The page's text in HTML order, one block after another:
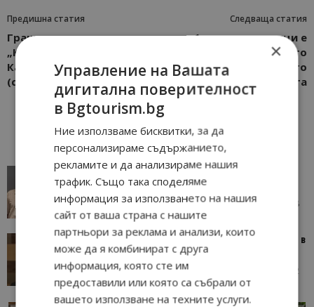
Предишна статия
Граничният пункт
„Капитан Андреево –
Капъкуле” се наводни
(снимки)
Следваща статия
1 милион пътници е
посрещнало летището
във Варна от началото
на годината
AI в туризма: защо камериерка може да се
окаже по-трудна за...
AI Travel Economy с Елица Стоилова 05/08/2026 08:28
Тим Браун: Хотелите губят пари заради грешки в
данните и липсващи...
AI Travel Economy с Елица Стоилова 13/07/2026 09:02
×
Управление на Вашата
дигитална поверителност
в Bgtourism.bg
Ние използваме бисквитки, за да
персонализираме съдържанието,
рекламите и да анализираме нашия
трафик. Също така споделяме
информация за използването на нашия
сайт от ваша страна с нашите
партньори за реклама и анализи, които
може да я комбинират с друга
информация, която сте им
предоставили или която са събрали от
вашето използване на техните услуги.